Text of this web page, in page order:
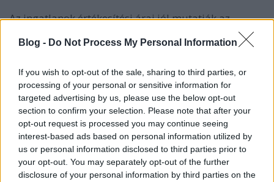
Blog - Do Not Process My Personal Information
If you wish to opt-out of the sale, sharing to third parties, or
processing of your personal or sensitive information for
targeted advertising by us, please use the below opt-out
section to confirm your selection. Please note that after your
opt-out request is processed you may continue seeing
interest-based ads based on personal information utilized by
us or personal information disclosed to third parties prior to
your opt-out. You may separately opt-out of the further
disclosure of your personal information by third parties on the
Az ingatlanok értékesítési árai jól mutatják az
életfeltételek minőségét, ezért is szomorú, hogy a
XVIII. kerület a felmérésen mindösszesen 39-es
leginkább felkapott külső kerületnek számított,
akkor indult a helyi közbiztonsági program,
önkormányzati támogatással tömegesen újultak
meg a társasházak. Pestimrén szakrendelő és
sportcsarnok épült, rendbe hozták a kerületi utak és
járdák nagyobbik felét. Ez utóbbi tételekből már alig
látszik valami, egy évtized alatt tönkrement az
aszfalt, a pótlásukra pedig nincs ambíció.